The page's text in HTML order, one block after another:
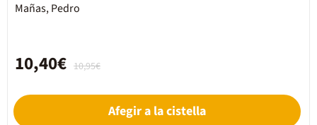
Mañas, Pedro
10,95€
10,40€
Afegir a la cistella